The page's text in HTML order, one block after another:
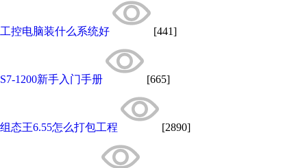
工控电脑装什么系统好 [441]
S7-1200新手入门手册 [665]
组态王6.55怎么打包工程 [2890]